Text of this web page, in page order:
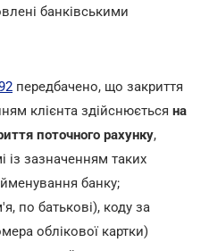
банківськими
передбачено, що закриття
клієнта здійснюється на
поточного рахунку,
із зазначенням таких
банку;
по батькові), коду за
облікової картки)